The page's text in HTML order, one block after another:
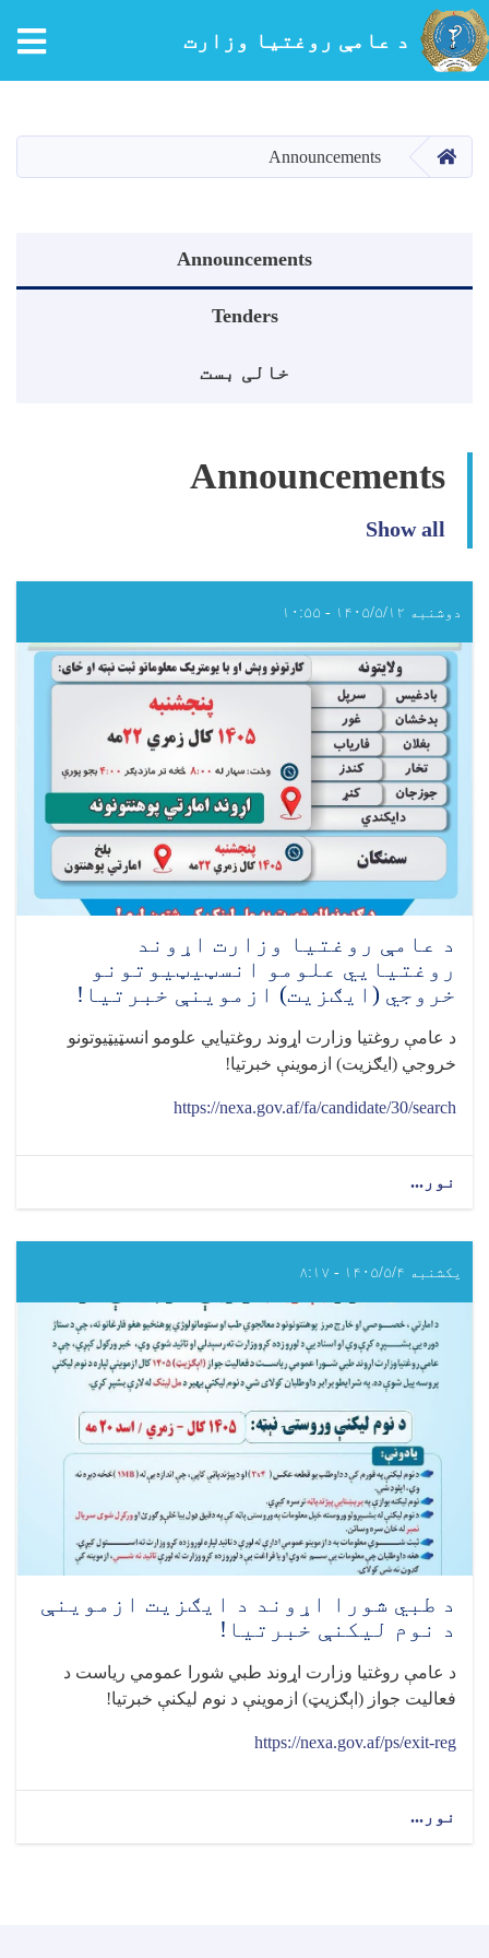
د عامې روغتیا وزارت
کور Announcements
Announcements
Tenders
خالی بست
Announcements
Show all
دوشنبه ۱۴۰۵/۵/۱۲ - ۱۰:۵۵
د عامې روغتيا وزارت اړوند
روغتيايي علومو انسټيټيوتونو
خروجي (ايګزيت) ازموينې خبرتيا!
د عامې روغتيا وزارت اړوند روغتيايي علومو انسټيټيوتونو
خروجي (ايګزيت) ازموينې خبرتيا!
https://nexa.gov.af/fa/candidate/30/search
نور...
یکشنبه ۱۴۰۵/۵/۴ - ۸:۱۷
د طبي شورا اړوند د ایګزیت ازموینې
د نوم لیکنې خبرتیا!
د عامې روغتیا وزارت اړوند طبي شورا عمومي رياست د
فعاليت جواز (اېګزيټ) ازموينې د نوم ليکنې خبرتيا!
https://nexa.gov.af/ps/exit-reg
نور...